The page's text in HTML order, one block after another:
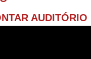
AUDITÓRIO